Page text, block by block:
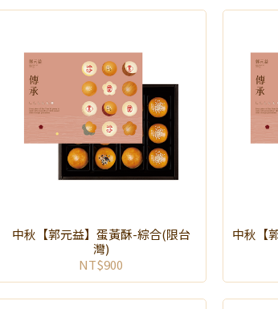
中秋【郭元益】蛋黃酥-綜合(限台
灣)
NT$900
中秋【